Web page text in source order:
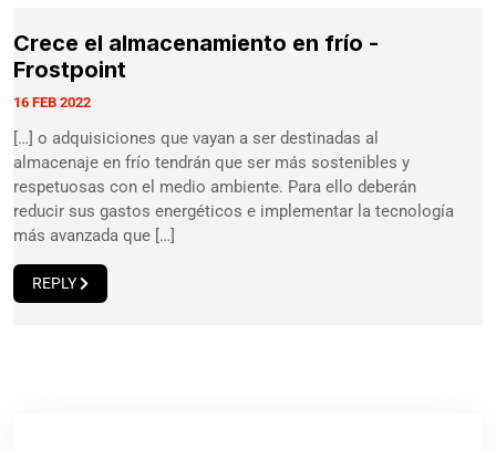
Crece el almacenamiento en frío -
Frostpoint
16 FEB 2022
[…] o adquisiciones que vayan a ser destinadas al
almacenaje en frío tendrán que ser más sostenibles y
respetuosas con el medio ambiente. Para ello deberán
reducir sus gastos energéticos e implementar la tecnología
más avanzada que […]
REPLY